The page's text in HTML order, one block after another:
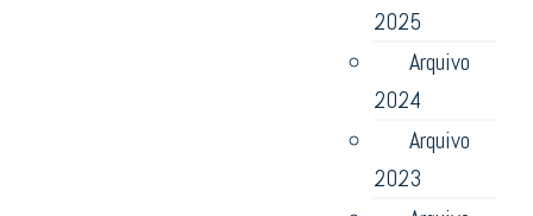
2025
Arquivo
2024
Arquivo
2023